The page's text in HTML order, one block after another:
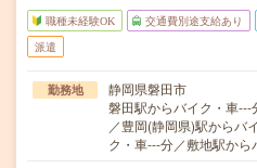
職種未経験OK 交通費別途支給あり
派遣
勤務地
静岡県磐田市
磐田駅からバイク・車
／豊岡(静岡県)駅からバ
ク・車---分／敷地駅から